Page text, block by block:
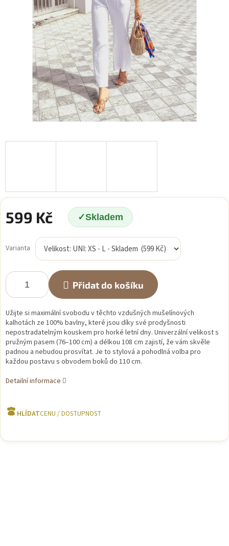
599 Kč Skladem
cena:
Varianta
Přidat do košíku
Užijte si maximální svobodu v těchto vzdušných mušelínových
kalhotách ze 100% bavlny, které jsou díky své prodyšnosti
nepostradatelným kouskem pro horké letní dny. Univerzální velikost s
pružným pasem (76–100 cm) a délkou 108 cm zajistí, že vám skvěle
padnou a nebudou prosvítat. Je to stylová a pohodlná volba pro
každou postavu s obvodem boků do 110 cm.
Detailní informace
HLÍDAT